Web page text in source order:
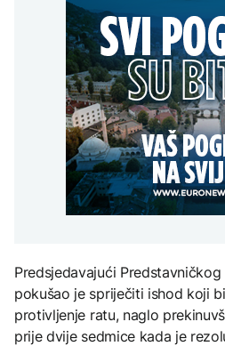
zbog
ljiljanima
CRNA
Grada
zbog
ljiljanima
Spajić
gradnju
centara u
teško
otvori
'veoma
AKTUELNO
Stotine
Maroka i
nestalim
porodica
Britanska
kovnica
otpada
uskoro
Predsjedavajući
pokušao je spriječiti ishod koji
protivljenje ratu, naglo
prije dvije sedmice kada je